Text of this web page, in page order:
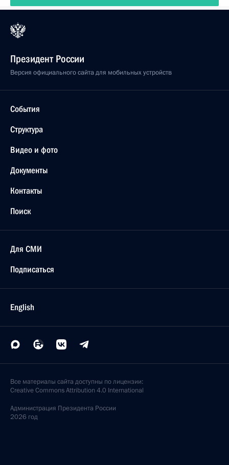
Президент России
Версия официального сайта для мобильных устройств
События
Структура
Видео и фото
Документы
Контакты
Поиск
Для СМИ
Подписаться
English
Все материалы сайта доступны по лицензии:
Creative Commons Attribution 4.0 International
Администрация Президента России
2026 год